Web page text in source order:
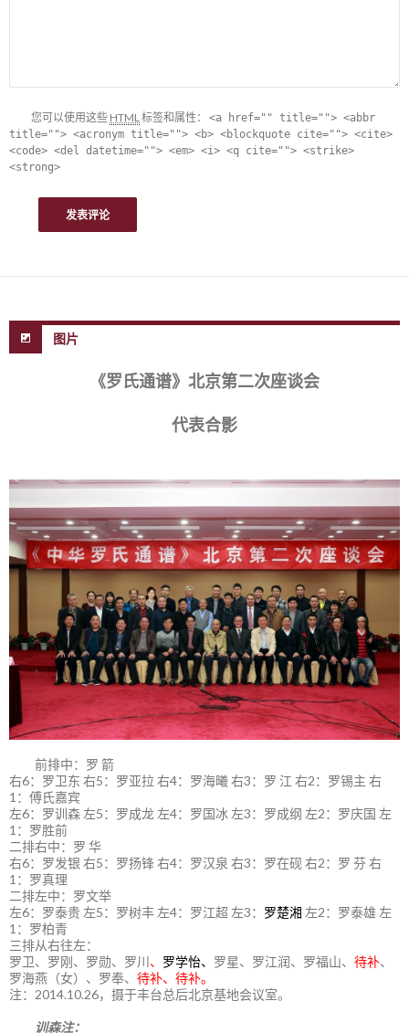
您可以使用这些 HTML标签和属性： <a href="" title=""> <abbr
title=""> <acronym title=""> <b> <blockquote cite=""> <cite>
<code> <del datetime=""> <em> <i> <q cite=""> <strike>
<strong>
图片
《罗氏通谱》北京第二次座谈会
代表合影
前排中：罗 箭
右6：罗卫东 右5：罗亚拉 右4：罗海曦 右3：罗 江 右2：罗锡主 右
1：傅氏嘉宾
左6：罗训森 左5：罗成龙 左4：罗国冰 左3：罗成纲 左2：罗庆国 左
1：罗胜前
二排右中：罗 华
右6：罗发银 右5：罗扬锋 右4：罗汉泉 右3：罗在砚 右2：罗 芬 右
1：罗真理
二排左中：罗文举
左6：罗泰贵 左5：罗树丰 左4：罗江超 左3： 罗楚湘 左2：罗泰雄 左
1：罗柏青
三排从右往左：
罗卫、罗刚、罗勋、罗川 、 罗学怡、 罗星、罗江润、罗福山、 待补、
罗海燕（女）、罗奉、 待补、待补。
注：2014.10.26，摄于丰台总后北京基地会议室。
训森注：